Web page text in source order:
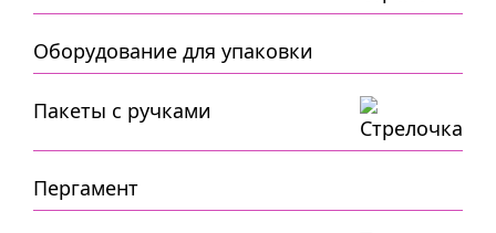
Оборудование для упаковки
Пакеты с ручками
Пергамент